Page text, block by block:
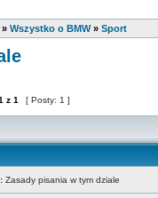
» Wszystko o BMW» Sport
z 1 [ Posty: 1 ]
Zasady pisania w tym dziale